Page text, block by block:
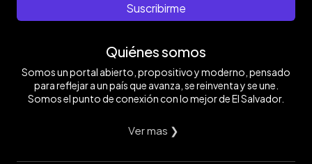
Suscribirme
Quiénes somos
Somos un portal abierto, propositivo y moderno, pensado
para reflejar a un país que avanza, se reinventa y se une.
Somos el punto de conexión con lo mejor de El Salvador.
Ver mas ❯